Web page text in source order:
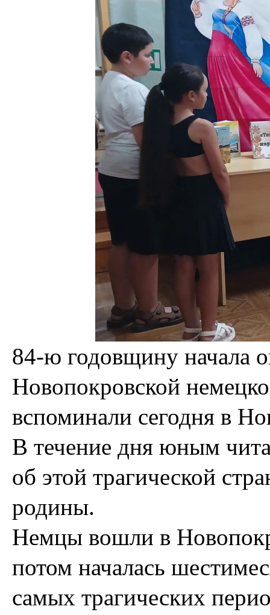
84-ю годовщину начала
Новопокровской
вспоминали сегодня в
В течение дня юным
об этой трагической
родины.
Немцы вошли в
потом началась
самых трагических